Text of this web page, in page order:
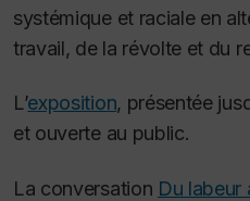
systémique et raciale en
travail, de la révolte et du
L’exposition, présentée
et ouverte au public.
La conversation Du labeur